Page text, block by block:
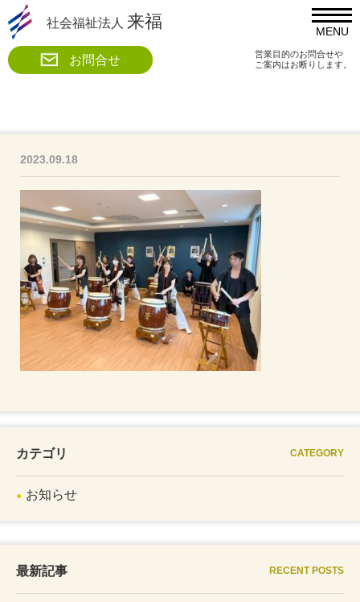
MENU
社会福祉法人 来福
お問合せ
営業目的のお問合せや
ご案内はお断りします。
2023.09.18
カテゴリ CATEGORY
お知らせ
最新記事 RECENT POSTS